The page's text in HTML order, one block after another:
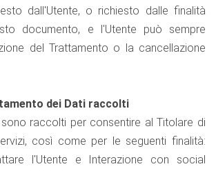
dall'Utente, o richiesto dalle finalità
documento, e l'Utente può sempre
del Trattamento o la cancellazione
dei Dati raccolti
raccolti per consentire al Titolare di
così come per le seguenti finalità:
l'Utente e Interazione con social